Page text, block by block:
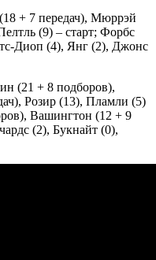
+ 7 передач), Мюррэй
(9) – старт; Форбс
Диоп (4), Янг (2), Джонс
(21 + 8 подборов),
Розир (13), Пламли (5)
Вашингтон (12 + 9
(2), Букнайт (0),